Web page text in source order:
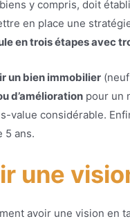
y compris, doit
en place une
en trois étapes avec
un bien immobilier
d’amélioration pour un
value considérable.
5 ans.
une
avoir une vision en